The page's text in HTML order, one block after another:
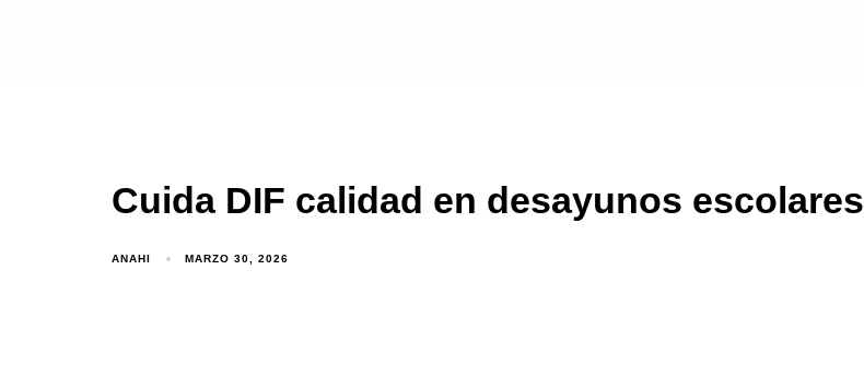
Cuida DIF calidad en desayunos escolares
ANAHI MARZO 30, 2026